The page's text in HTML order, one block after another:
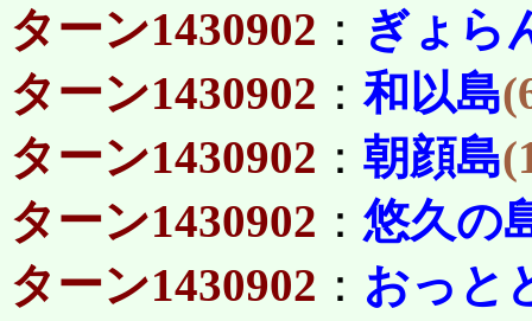
ターン1430902 ： ぎょら
ターン1430902 ：和以島
ターン1430902 ： 朝顔島
ターン1430902 ： 悠久の
ターン1430902 ： おっと